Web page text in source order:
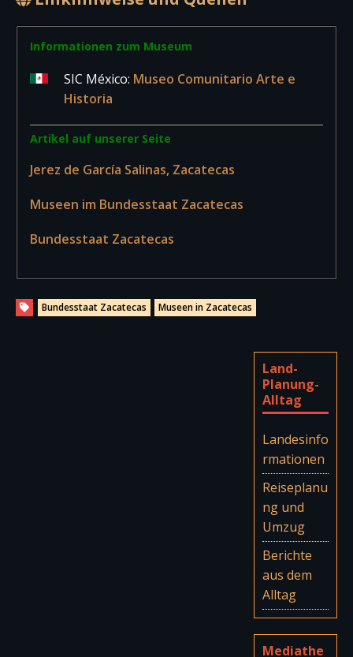
Informationen zum Museum
SIC México: Museo Comunitario Arte e
Historia
Artikel auf unserer Seite
Jerez de García Salinas, Zacatecas
Museen im Bundesstaat Zacatecas
Bundesstaat Zacatecas
Bundesstaat Zacatecas Museen in Zacatecas
Land-
Planung-
Alltag
Landesinfo
rmationen
Reiseplanu
ng und
Umzug
Berichte
aus dem
Alltag
Mediathe